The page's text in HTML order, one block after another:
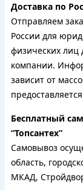
Доставка по
Отправляем
России для
физических лиц
компании.
зависит от
Бесплатный
“Топсантех”
Самовывоз
область,
МКАД,